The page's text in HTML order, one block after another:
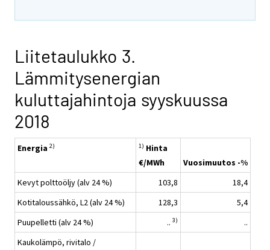
Liitetaulukko 3.
Lämmitysenergian
kuluttajahintoja syyskuussa
2018
Energia 2) 1) Hinta
€/MWh
Vuosimuutos -%
Kevyt polttoöljy (alv 24 %)
103,8
18,4
Kotitaloussähkö, L2 (alv 24 %)
128,3
5,4
Puupelletti (alv 24 %)
.. 3)
..
Kaukolämpö, rivitalo /